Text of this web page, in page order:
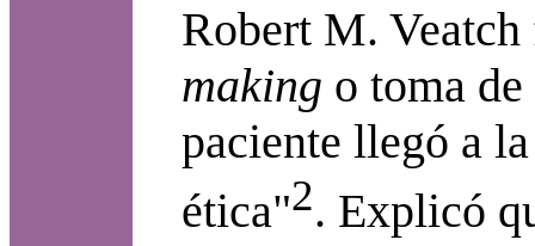
Robert M.
making o toma
paciente llegó a
ética"2. Explicó